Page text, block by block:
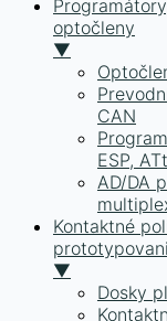
optočleny
▼
CAN
ESP,
AD/DA
Kontaktné
▼
Dosky